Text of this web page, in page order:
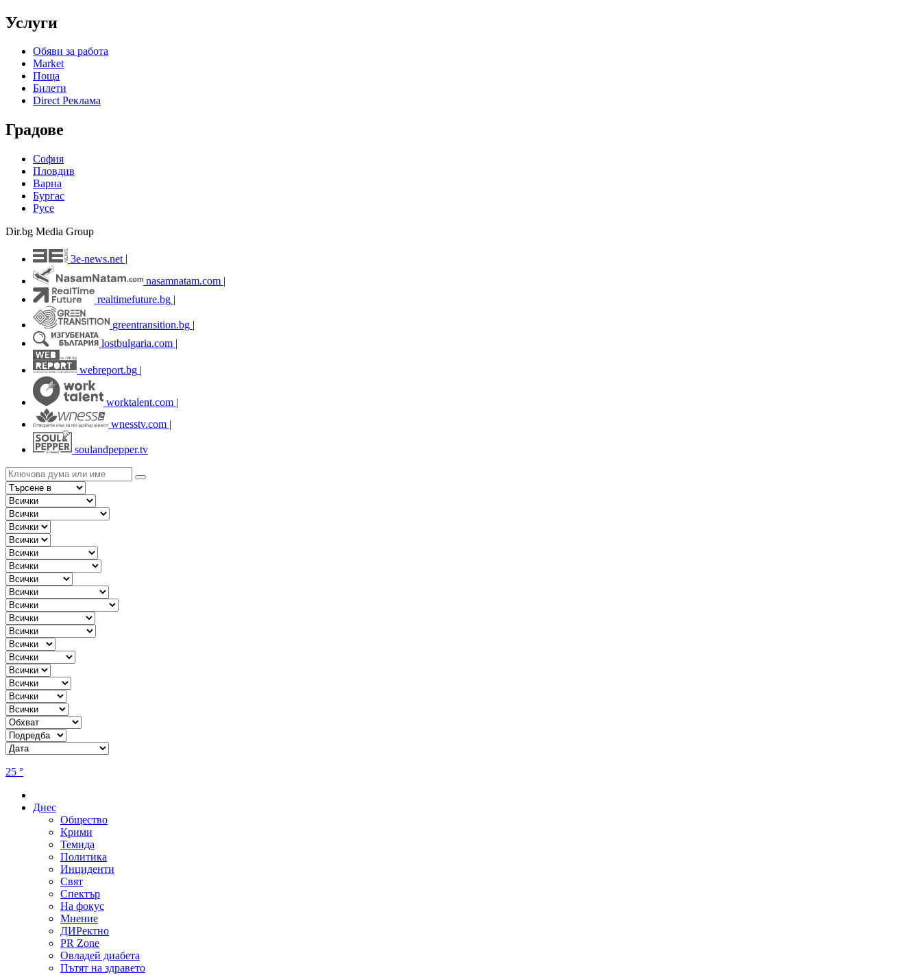
Услуги
Обяви за работа
Market
Поща
Билети
Direct Реклама
Градове
София
Пловдив
Варна
Бургас
Русе
Dir.bg Media Group
3e-news.net
nasamnatam.com |
realtimefuture.bg |
greentransition.bg |
lostbulgaria.com |
webreport.bg |
worktalent.com |
wnesstv.com |
soulandpepper.tv
25 °
Днес
Общество
Крими
Темида
Политика
Инциденти
Свят
Спектър
На фокус
Мнение
ДИРектно
PR Zone
Овладей диабета
Пътят на здравето